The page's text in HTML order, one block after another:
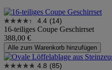
4.4 (14)
16-teiliges Coupe Geschirrset
388,00 €
Alle zum Warenkorb hinzufügen
4.8 (85)